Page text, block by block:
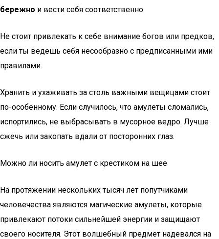
бережно и вести себя соответственно.
Не стоит привлекать к себе внимание богов или предков,
если ты ведешь себя несообразно с предписанными ими
правилами.
Хранить и ухаживать за столь важными вещицами стоит
по-особенному. Если случилось, что амулеты сломались,
испортились, не выбрасывать в мусорное ведро. Лучше
сжечь или закопать вдали от посторонних глаз.
Можно ли носить амулет с крестиком на шее
На протяжении нескольких тысяч лет попутчиками
человечества являются магические амулеты, которые
привлекают потоки сильнейшей энергии и защищают
своего носителя. Этот волшебный предмет надевался на